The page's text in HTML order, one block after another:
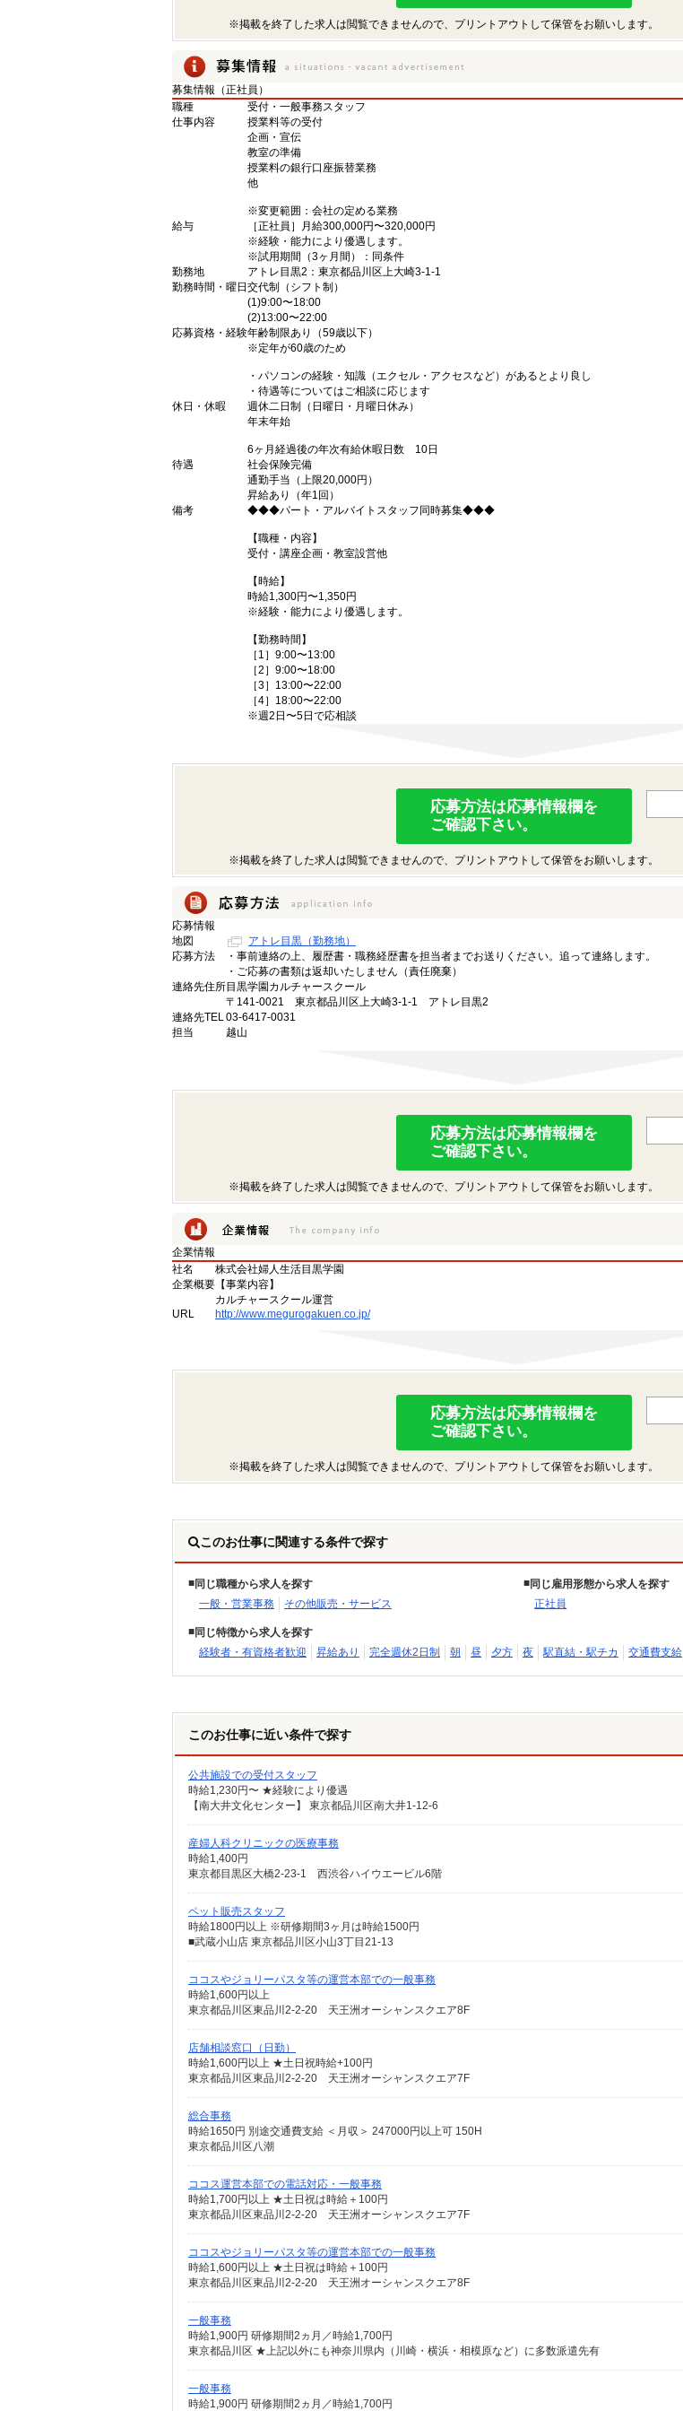
※掲載を終了した求人は閲覧できませんので、プリントアウトして保管をお願いします。
募集情報（正社員）
職種
受付・一般事務スタッフ
仕事内容
授業料等の受付
企画・宣伝
教室の準備
授業料の銀行口座振替業務
他
※変更範囲：会社の定める業務
給与
［正社員］月給300,000円〜320,000円
※経験・能力により優遇します。
※試用期間（3ヶ月間）：同条件
勤務地
アトレ目黒2：東京都品川区上大崎3-1-1
勤務時間・曜日 交代制（シフト制）
(1)9:00〜18:00
(2)13:00〜22:00
応募資格・経験年齢制限あり（59歳以下）
※定年が60歳のため
・パソコンの経験・知識（エクセル・アクセスなど）があるとより良し
・待遇等についてはご相談に応じます
休日・休暇
週休二日制（日曜日・月曜日休み）
年末年始
6ヶ月経過後の年次有給休暇日数 10日
待遇
社会保険完備
通勤手当（上限20,000円）
昇給あり（年1回）
備考
◆◆◆パート・アルバイトスタッフ同時募集◆◆◆
【職種・内容】
受付・講座企画・教室設営他
【時給】
時給1,300円〜1,350円
※経験・能力により優遇します。
【勤務時間】
［1］9:00〜13:00
［2］9:00〜18:00
［3］13:00〜22:00
［4］18:00〜22:00
※週2日〜5日で応相談
応募方法は応募情報欄を
ご確認下さい。
※掲載を終了した求人は閲覧できませんので、プリントアウトして保管をお願いします。
応募情報
地図
アトレ目黒（勤務地）
応募方法
・事前連絡の上、履歴書・職務経歴書を担当者までお送りください。追って連絡します。
・ご応募の書類は返却いたしません（責任廃棄）
連絡先住所目黒学園カルチャースクール
〒141-0021 東京都品川区上大崎3-1-1 アトレ目黒2
連絡先TEL03-6417-0031
担当
越山
応募方法は応募情報欄を
ご確認下さい。
※掲載を終了した求人は閲覧できませんので、プリントアウトして保管をお願いします。
企業情報
社名
株式会社婦人生活目黒学園
企業概要 【事業内容】
カルチャースクール運営
URL
http://www.megurogakuen.co.jp/
応募方法は応募情報欄を
ご確認下さい。
※掲載を終了した求人は閲覧できませんので、プリントアウトして保管をお願いします。
このお仕事に関連する条件で探す
同じ職種から求人を探す
一般・営業事務
その他販売・サービス
同じ雇用形態から求人を探す
正社員
同じ特徴から求人を探す
経験者・有資格者歓迎
昇給あり 完全週休2日制 朝 昼 夕方 夜 駅直結・駅チカ 交通費支給
このお仕事に近い条件で探す
公共施設での受付スタッフ
時給1,230円〜 ★経験により優遇
【南大井文化センター】 東京都品川区南大井1-12-6
産婦人科クリニックの医療事務
時給1,400円
東京都目黒区大橋2-23-1 西渋谷ハイウエービル6階
ペット販売スタッフ
時給1800円以上 ※研修期間3ヶ月は時給1500円
■武蔵小山店 東京都品川区小山3丁目21-13
ココスやジョリーパスタ等の運営本部での一般事務
時給1,600円以上
東京都品川区東品川2-2-20 天王洲オーシャンスクエア8F
店舗相談窓口（日勤）
時給1,600円以上 ★土日祝時給+100円
東京都品川区東品川2-2-20 天王洲オーシャンスクエア7F
総合事務
時給1650円 別途交通費支給 ＜月収＞ 247000円以上可 150H
東京都品川区八潮
ココス運営本部での電話対応・一般事務
時給1,700円以上 ★土日祝は時給＋100円
東京都品川区東品川2-2-20 天王洲オーシャンスクエア7F
ココスやジョリーパスタ等の運営本部での一般事務
時給1,600円以上 ★土日祝は時給＋100円
東京都品川区東品川2-2-20 天王洲オーシャンスクエア8F
一般事務
時給1,900円 研修期間2ヵ月／時給1,700円
東京都品川区 ★上記以外にも神奈川県内（川崎・横浜・相模原など）に多数派遣先有
一般事務
時給1,900円 研修期間2ヵ月／時給1,700円